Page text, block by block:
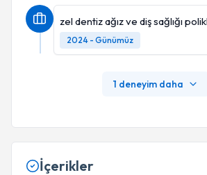
zel dentiz ağız ve diş sağlığı
2024 - Günümüz
1 deneyim daha
İçerikler